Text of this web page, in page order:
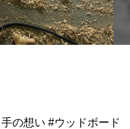
の想い #ウッドボード